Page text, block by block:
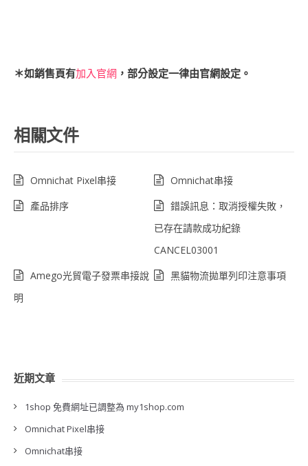
＊如銷售頁有加入官網 ，部分設定一律由官網設定。
相關文件
Omnichat Pixel串接
Omnichat串接
產品排序
錯誤訊息：取消授權失敗，
已存在請款成功紀錄
CANCEL03001
Amego光貿電子發票串接說
明
黑貓物流拋單列印注意事項
近期文章
1shop 免費網址已調整為 my1shop.com
Omnichat Pixel串接
Omnichat串接